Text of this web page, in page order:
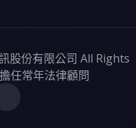
股份有限公司 All Rights
任常年法律顧問